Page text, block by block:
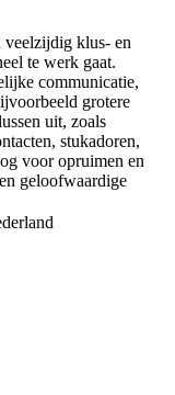
klus- en
te werk gaat.
communicatie,
grotere
uit, zoals
stukadoren,
voor opruimen en
geloofwaardige